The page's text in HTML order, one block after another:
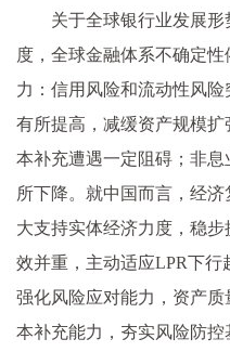
关于全球银行业发展
度，全球金融体系不确定
力：信用风险和流动性风
有所提高，减缓资产规模
本补充遭遇一定阻碍；非
所下降。就中国而言，经
大支持实体经济力度，稳
效并重，主动适应LPR下
强化风险应对能力，资产
本补充能力，夯实风险防控